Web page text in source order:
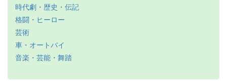
時代劇・歴史・伝記
格闘・ヒーロー
芸術
車・オートバイ
音楽・芸能・舞踏